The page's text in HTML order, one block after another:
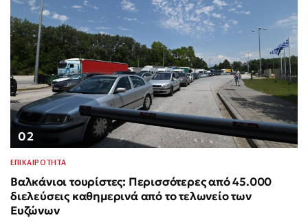
02
ΕΠΙΚΑΙΡΟΤΗΤΑ
Βαλκάνιοι τουρίστες: Περισσότερες από 45.000
διελεύσεις καθημερινά από το τελωνείο των
Ευζώνων